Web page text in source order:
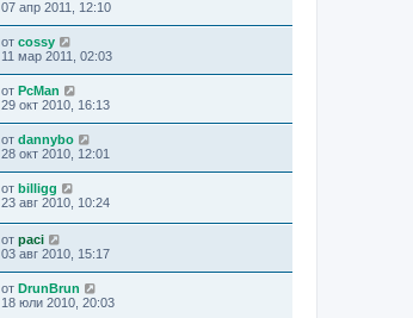
07 апр 2011, 12:10
от cossy
11 мар 2011, 02:03
от PcMan
29 окт 2010, 16:13
от dannybo
28 окт 2010, 12:01
от billigg
23 авг 2010, 10:24
от paci
03 авг 2010, 15:17
от DrunBrun
18 юли 2010, 20:03